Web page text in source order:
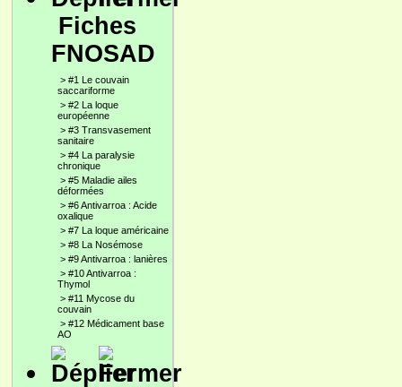
Fiches
FNOSAD
> #1 Le couvain
saccariforme
> #2 La loque
européenne
> #3 Transvasement
sanitaire
> #4 La paralysie
chronique
> #5 Maladie ailes
déformées
> #6 Antivarroa : Acide
oxalique
> #7 La loque américaine
> #8 La Nosémose
> #9 Antivarroa : lanières
> #10 Antivarroa :
Thymol
> #11 Mycose du
couvain
> #12 Médicament base
AO